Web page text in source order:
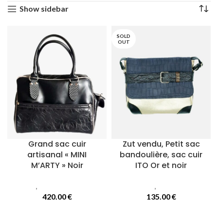
Show sidebar
Grand sac cuir
artisanal « MINI
M’ARTY » Noir
,
420.00€
SOLD
OUT
Zut vendu, Petit sac
bandoulière, sac cuir
ITO Or et noir
,
135.00€